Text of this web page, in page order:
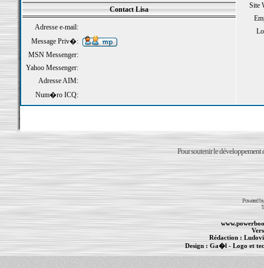
Site
Contact Lisa
Adresse e-mail:
Message Priv�:
MSN Messenger:
Yahoo Messenger:
Adresse AIM:
Num�ro ICQ:
Pour soutenir le développement
Powered
Rédaction :
Design : Ga�l- Logo et
MacBook Pro -